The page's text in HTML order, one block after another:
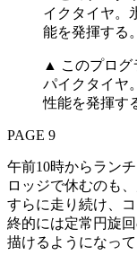
▲ このプログ
パイクタイヤ
性能を発揮す
PAGE 9
午前10時からラン
ロッジで休むのも
すらに走り続け、
終的には定常円旋
描けるようになって